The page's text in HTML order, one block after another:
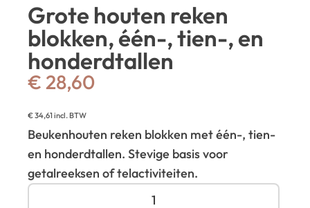
Grote houten reken
blokken, één-, tien-, en
honderdtallen
€ 28,60
€34,61 incl. BTW
Beukenhouten reken blokken met één-, tien-
en honderdtallen. Stevige basis voor
getalreeksen of telactiviteiten.